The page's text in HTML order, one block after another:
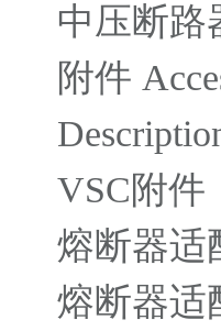
中压断路
附件
VSC附件
熔断器适
熔断器适